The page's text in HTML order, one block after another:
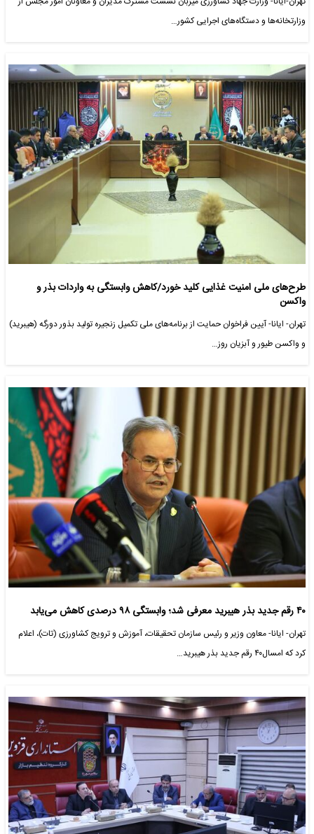
وزارتخانه‌ها و دستگاه‌های اجرایی کشور…
طرح‌های ملی امنیت غذایی کلید خورد/کاهش وابستگی به واردات بذر و
واکسن
تهران- ایانا- آیین فراخوان حمایت از برنامه‌های ملی تکمیل زنجیره تولید بذور دورگه (هیبرید)
و واکسن طیور و آبزیان روز…
۴۰ رقم جدید بذر هیبرید معرفی شد؛ وابستگی ۹۸ درصدی کاهش می‌یابد
تهران- ایانا- معاون وزیر و رئیس سازمان تحقیقات، آموزش و ترویج کشاورزی (تات)، اعلام
کرد که امسال۴۰ رقم جدید بذر هیبرید…